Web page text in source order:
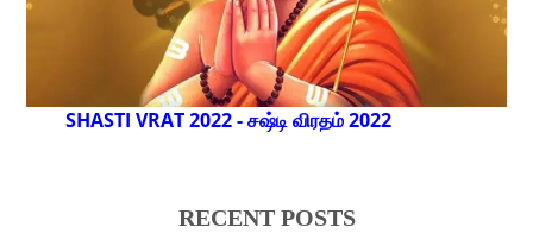
SHASTI VRAT 2022 - சஷ்டி விரதம் 2022
RECENT POSTS